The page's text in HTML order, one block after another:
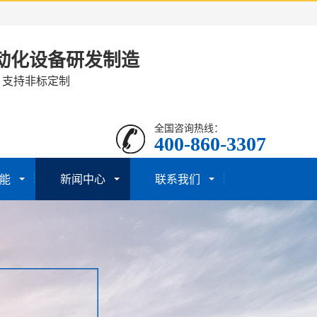
化设备研发制造
支持非标定制
全国咨询热线：
400-860-3307
新闻中心 联系我们